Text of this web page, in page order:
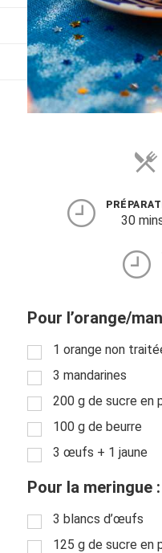
Politique
30
Pour l’orange/
1 orange non
3 mandarines
200 g de sucre en
100 g de beurre
3 œufs + 1 jaune
Pour la meringue :
3 blancs d’œufs
125 g de sucre en